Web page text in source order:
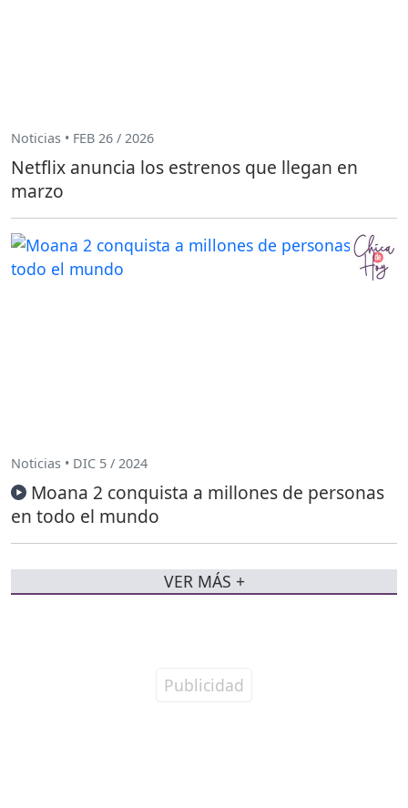
Noticias • FEB 26 / 2026
Netflix anuncia los estrenos que llegan en
marzo
Noticias • DIC 5 / 2024
Moana 2 conquista a millones de personas
en todo el mundo
VER MÁS +